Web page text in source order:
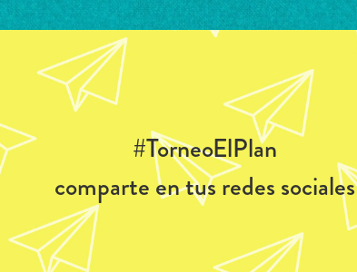
#TorneoElPlan
comparte en tus redes sociales